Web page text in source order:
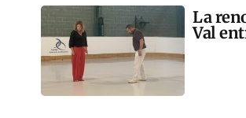
La
Val